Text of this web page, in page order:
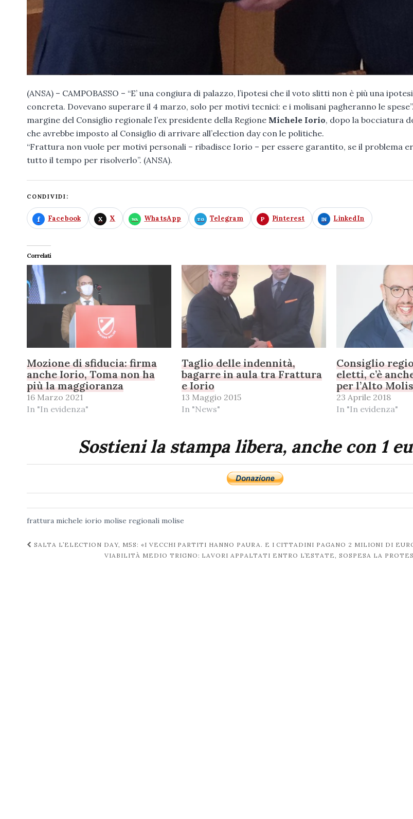
(ANSA) – CAMPOBASSO – “E’ una congiura di palazzo, l’ipotesi che il voto slitti non è più una
concreta. Dovevano superare il 4 marzo, solo per motivi tecnici: e i molisani pagheranno le
margine del Consiglio regionale l’ex presidente della Regione Michele Iorio, dopo la bocciatura
che avrebbe imposto al Consiglio di arrivare all’election day con le politiche.
“Frattura non vuole per motivi personali – ribadisce Iorio – per essere garantito, se il problema
tutto il tempo per risolverlo”. (ANSA).
CONDIVIDI:
Facebook X WhatsApp Telegram Pinterest LinkedIn
Correlati
Mozione di sfiducia: firma
anche Iorio, Toma non ha
più la maggioranza
16 Marzo 2021
In "In evidenza"
Taglio delle indennità,
bagarre in aula tra Frattura
e Iorio
13 Maggio 2015
In "News"
Consiglio
eletti, c’è
per l’Alto
23 Aprile 2018
In "In evidenza"
Sostieni la stampa libera, anche con 1
frattura michele iorio molise regionali molise
Navigazione
SALTA L’ELECTION DAY, M5S: «I VECCHI PARTITI HANNO PAURA. E I CITTADINI PAGANO 2 MILIONI DI
VIABILITÀ MEDIO TRIGNO: LAVORI APPALTATI ENTRO L’ESTATE, SOSPESA LA